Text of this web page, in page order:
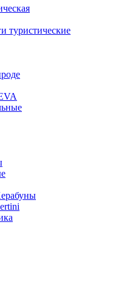
туристические